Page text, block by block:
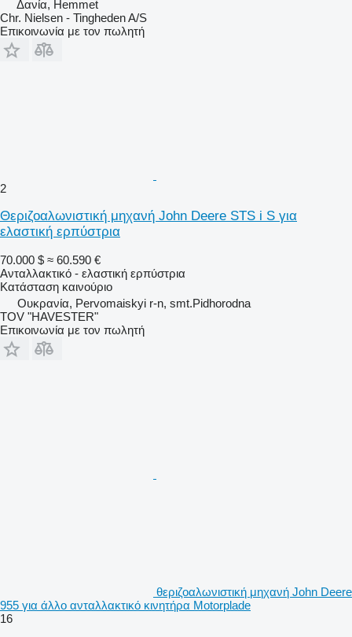
Δανία, Hemmet
Chr. Nielsen - Tingheden A/S
Επικοινωνία με τον πωλητή
2
Θεριζοαλωνιστική μηχανή John Deere STS i S για
ελαστική ερπύστρια
70.000 $ ≈ 60.590 €
Ανταλλακτικό - ελαστική ερπύστρια
Κατάσταση καινούριο
Ουκρανία, Pervomaiskyi r-n, smt.Pidhorodna
TOV "HAVESTER"
Επικοινωνία με τον πωλητή
θεριζοαλωνιστική μηχανή John Deere
955 για άλλο ανταλλακτικό κινητήρα Motorplade
16